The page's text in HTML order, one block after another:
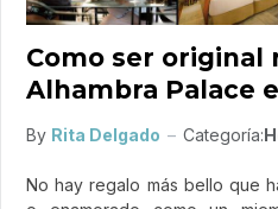
Como ser original
Alhambra Palace
By Rita Delgado Categoría:
No hay regalo más bello que